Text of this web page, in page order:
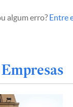
algum erro? Entre